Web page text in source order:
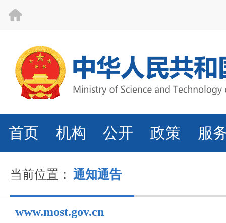
首页 机构 公开 政策 服
当前位置： 通知通告
www.most.gov.cn